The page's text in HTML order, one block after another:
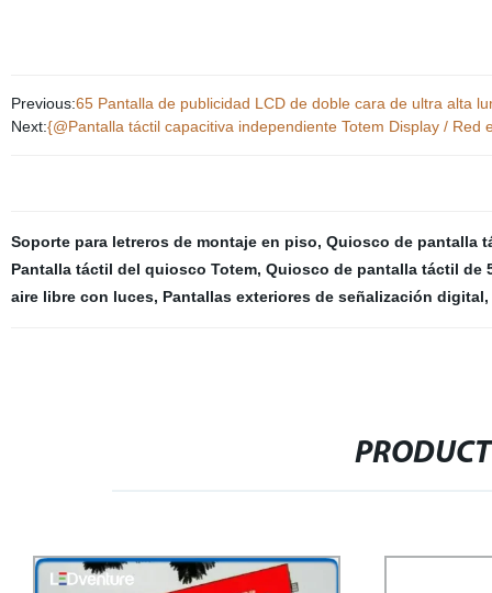
Previous:65 Pantalla de publicidad LCD de doble cara de ultra alta
Next:{@Pantalla táctil capacitiva independiente Totem Display / Red
Soporte para letreros de montaje en piso, Quiosco de pantalla
Pantalla táctil del quiosco Totem, Quiosco de pantalla táctil de
aire libre con luces, Pantallas exteriores de señalización digital,